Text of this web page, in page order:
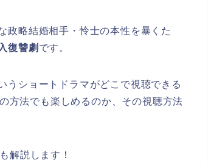
政略結婚相手・怜士の本性を暴くた
復讐劇 です。
うショートドラマがどこで視聴できる
方法でも楽しめるのか、その視聴方法
解説します！